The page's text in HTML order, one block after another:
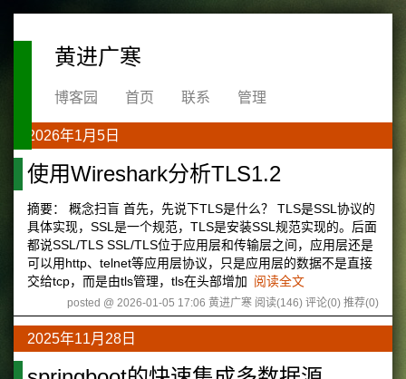
黄进广寒
博客园 首页 联系 管理
2026年1月5日
使用Wireshark分析TLS1.2
摘要： 概念扫盲 首先，先说下TLS是什么？ TLS是SSL协议的
具体实现，SSL是一个规范，TLS是安装SSL规范实现的。后面
都说SSL/TLS SSL/TLS位于应用层和传输层之间，应用层还是
可以用http、telnet等应用层协议，只是应用层的数据不是直接
交给tcp，而是由tls管理，tls在头部增加 阅读全文
posted @ 2026-01-05 17:06 黄进广寒 阅读(146) 评论(0) 推荐(0)
2025年11月28日